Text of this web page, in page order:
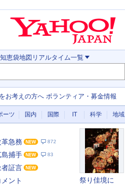
知恵袋地図 リアルタイム一覧
お考えの方へ ボランティア・募金情報
ーツ 国内 国際 IT 科学 地域
急務 872
島捕手 83
証言
ント
祭り佳境に